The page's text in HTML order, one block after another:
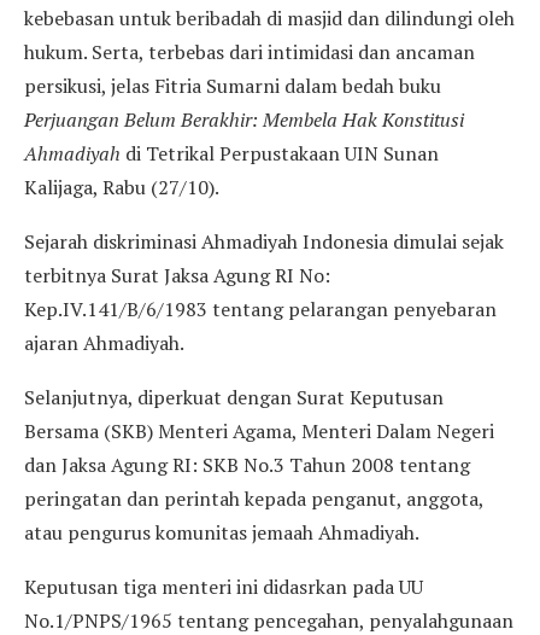
kebebasan untuk beribadah di masjid dan dilindungi oleh
hukum. Serta, terbebas dari intimidasi dan ancaman
persikusi, jelas Fitria Sumarni dalam bedah buku
Perjuangan Belum Berakhir: Membela Hak Konstitusi
Ahmadiyah di Tetrikal Perpustakaan UIN Sunan
Kalijaga, Rabu (27/10).
Sejarah diskriminasi Ahmadiyah Indonesia dimulai sejak
terbitnya Surat Jaksa Agung RI No:
Kep.IV.141/B/6/1983 tentang pelarangan penyebaran
ajaran Ahmadiyah.
Selanjutnya, diperkuat dengan Surat Keputusan
Bersama (SKB) Menteri Agama, Menteri Dalam Negeri
dan Jaksa Agung RI: SKB No.3 Tahun 2008 tentang
peringatan dan perintah kepada penganut, anggota,
atau pengurus komunitas jemaah Ahmadiyah.
Keputusan tiga menteri ini didasrkan pada UU
No.1/PNPS/1965 tentang pencegahan, penyalahgunaan